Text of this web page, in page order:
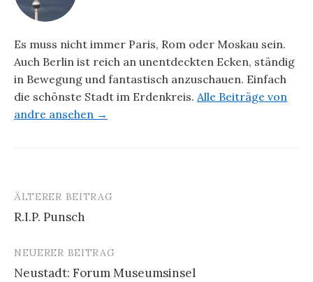
Es muss nicht immer Paris, Rom oder Moskau sein.
Auch Berlin ist reich an unentdeckten Ecken, ständig
in Bewegung und fantastisch anzuschauen. Einfach
die schönste Stadt im Erdenkreis. Alle Beiträge von
andre ansehen →
Beitrags-
Navigation
ÄLTERER BEITRAG
R.I.P. Punsch
NEUERER BEITRAG
Neustadt: Forum Museumsinsel